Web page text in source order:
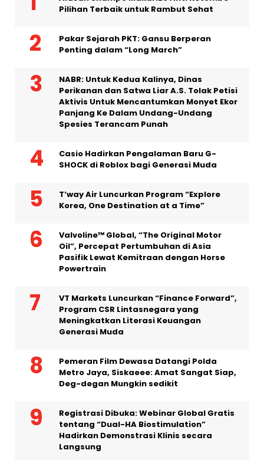
Pilihan Terbaik untuk Rambut Sehat
Pakar Sejarah PKT: Gansu Berperan
Penting dalam “Long March”
NABR: Untuk Kedua Kalinya, Dinas
Perikanan dan Satwa Liar A.S. Tolak Petisi
Aktivis Untuk Mencantumkan Monyet Ekor
Panjang Ke Dalam Undang-Undang
Spesies Terancam Punah
Casio Hadirkan Pengalaman Baru G-
SHOCK di Roblox bagi Generasi Muda
T’way Air Luncurkan Program “Explore
Korea, One Destination at a Time”
Valvoline™ Global, “The Original Motor
Oil”, Percepat Pertumbuhan di Asia
Pasifik Lewat Kemitraan dengan Horse
Powertrain
VT Markets Luncurkan “Finance Forward”,
Program CSR Lintasnegara yang
Meningkatkan Literasi Keuangan
Generasi Muda
Pemeran Film Dewasa Datangi Polda
Metro Jaya, Siskaeee: Amat Sangat Siap,
Deg-degan Mungkin sedikit
Registrasi Dibuka: Webinar Global Gratis
tentang “Dual-HA Biostimulation”
Hadirkan Demonstrasi Klinis secara
Langsung